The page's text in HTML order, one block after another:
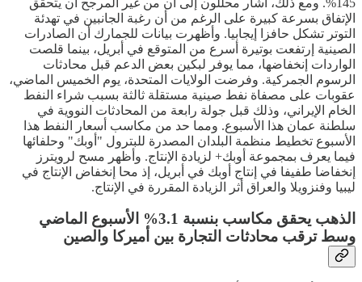
145%. ومع ذلك، أشار محللون إلى أن من غير المرجح أن يتحقق
الإتفاق بسرعة كبيرة على الرغم من أن رغبة الجانبين في تهدئة
التوتر تشكل حافزا إيجابيا. وأظهرت بيانات للجمارك أن الصادرات
الصينية إرتفعت بوتيرة أسرع من المتوقع في أبريل، بينما قلصت
الواردات إنخفاضها، مما يوفر لبكين بعض الدعم قبل محادثات
الرسوم الجمركية. وفرضت الولايات المتحدة، يوم الخميس الماضي،
عقوبات على مصفاة نفط صينية مستقلة ثالثة بسبب شراء النفط
الخام الإيراني، وذلك قبل جولة رابعة من المحادثات النووية في
سلطنة عمان هذا الأسبوع. ومما حد من مكاسب أسعار النفط هذا
الأسبوع تخطيط منظمة البلدان المصدرة للبترول "أوبك" وحلفائها
فيما يعرف بمجموعة أوبك+ لزيادة الإنتاج. وأظهر مسح لرويترز
إنخفاضا طفيفا في إنتاج أوبك في أبريل، إذ محا إنخفاض الإنتاج في
ليبيا وفنزويلا والعراق أثر الزيادة المقررة في الإنتاج.
الذهب يحقق مكاسب بنسبة 3.1% الأسبوع الماضي
وسط ترقب محادثات التجارة بين أميركا والصين